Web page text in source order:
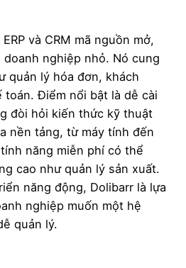
và CRM mã nguồn mở,
nghiệp nhỏ. Nó cung
quản lý hóa đơn, khách
toán. Điểm nổi bật là dễ cài
đòi hỏi kiến thức kỹ thuật
nền tảng, từ máy tính đến
năng miễn phí có thể
cao như quản lý sản xuất.
năng động, Dolibarr là lựa
nghiệp muốn một hệ
quản lý.